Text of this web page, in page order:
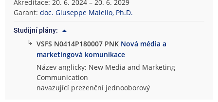
Akreditace: 20. 6. 2024 – 20. 6. 2029
Garant:doc. Giuseppe Maiello, Ph.D.
Studijní plány:
↳ VSFS N0414P180007 PNK Nová média a
marketingová komunikace
Název anglicky: New Media and Marketing
Communication
navazující prezenční jednooborový